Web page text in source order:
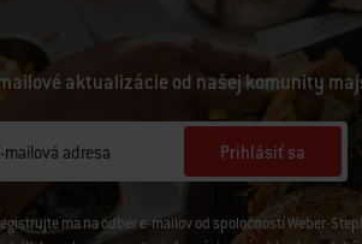
aktualizácie od našej komunity
mailová adresa Prihlásiť sa
ma na odber e-mailov od spoločností Weber-